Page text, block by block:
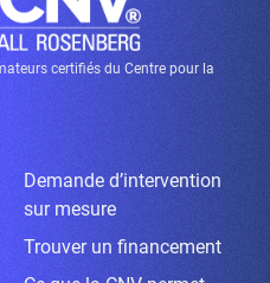
certifiés du Centre pour la
Demande d’intervention
sur mesure
Trouver un financement